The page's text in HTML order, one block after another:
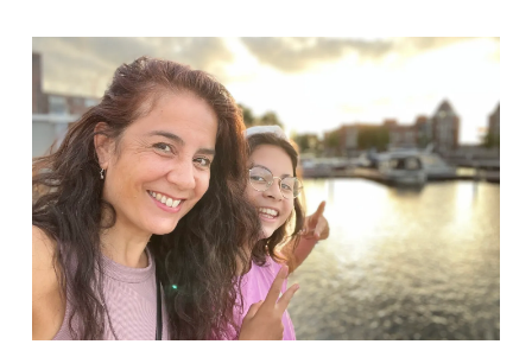
VIEW POST